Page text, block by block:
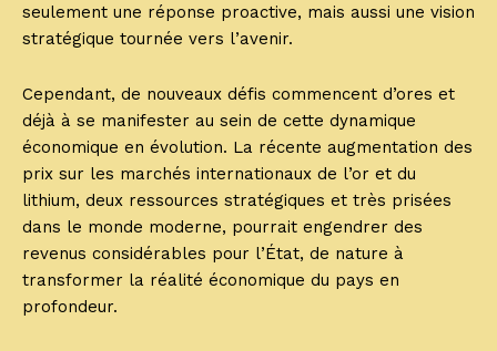
seulement une réponse proactive, mais aussi une vision
stratégique tournée vers l’avenir.
Cependant, de nouveaux défis commencent d’ores et
déjà à se manifester au sein de cette dynamique
économique en évolution. La récente augmentation des
prix sur les marchés internationaux de l’or et du
lithium, deux ressources stratégiques et très prisées
dans le monde moderne, pourrait engendrer des
revenus considérables pour l’État, de nature à
transformer la réalité économique du pays en
profondeur.